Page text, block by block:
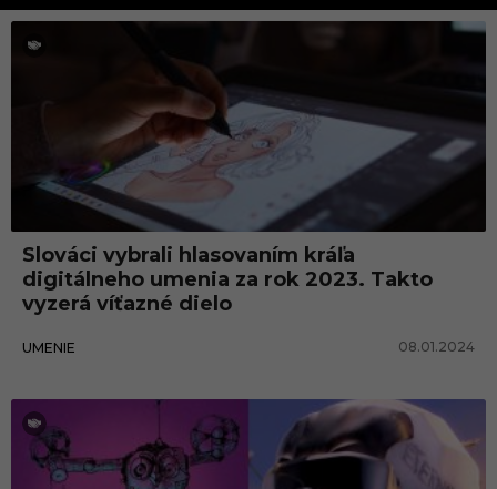
A
T
e
c
h
o
Slováci vybrali hlasovaním kráľa
digitálneho umenia za rok 2023. Takto
vyzerá víťazné dielo
UMENIE 08.01.2024